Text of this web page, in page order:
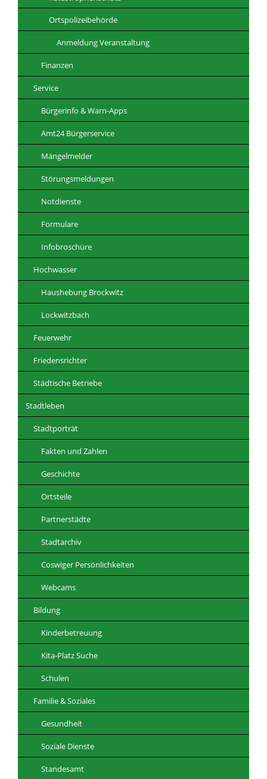
Ortspolizeibehörde
Anmeldung Veranstaltung
Finanzen
Service
Bürgerinfo & Warn-Apps
Amt24 Bürgerservice
Mängelmelder
Störungsmeldungen
Notdienste
Formulare
Infobroschüre
Hochwasser
Haushebung Brockwitz
Lockwitzbach
Feuerwehr
Friedensrichter
Städtische Betriebe
Stadtleben
Stadtporträt
Fakten und Zahlen
Geschichte
Ortsteile
Partnerstädte
Stadtarchiv
Coswiger Persönlichkeiten
Webcams
Bildung
Kinderbetreuung
Kita-Platz Suche
Schulen
Familie & Soziales
Gesundheit
Soziale Dienste
Standesamt